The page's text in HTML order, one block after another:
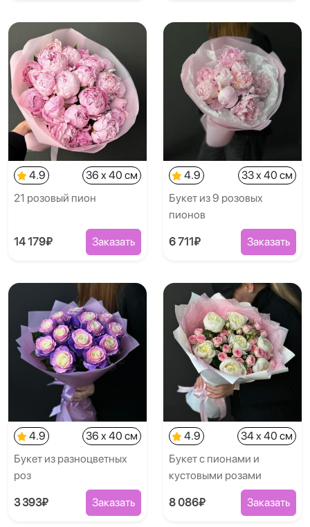
4.9
36 x 40 см
21 розовый пион
14 179₽ Заказать
4.9
33 x 40 см
Букет из 9 розовых
пионов
6 711₽ Заказать
4.9
36 x 40 см
Букет из разноцветных
роз
3 393₽ Заказать
4.9
34 x 40 см
Букет с пионами и
кустовыми розами
8 086₽ Заказать